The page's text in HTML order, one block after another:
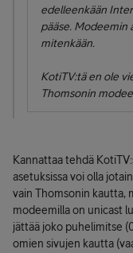
edelleenkään
pääse.
mitenkään.
KotiTV:tä en ole
Thomsonin
Kannattaa tehdä
asetuksissa voi olla
vain Thomsonin kautta,
modeemilla on unicast
jättää joko puhelimitse
omien sivujen kautta